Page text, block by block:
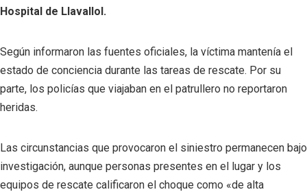
Hospital de Llavallol.
Según informaron las fuentes oficiales, la víctima mantenía el
estado de conciencia durante las tareas de rescate. Por su
parte, los policías que viajaban en el patrullero no reportaron
heridas.
Las circunstancias que provocaron el siniestro permanecen bajo
investigación, aunque personas presentes en el lugar y los
equipos de rescate calificaron el choque como «de alta